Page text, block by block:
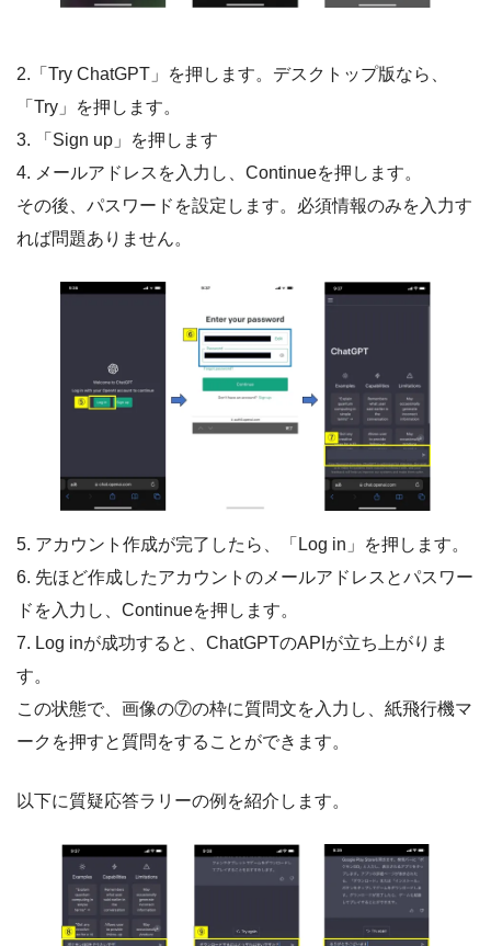
2.「Try ChatGPT」を押します。デスクトップ版なら、
「Try」を押します。
3. 「Sign up」を押します
4. メールアドレスを入力し、Continueを押します。
その後、パスワードを設定します。必須情報のみを入力す
れば問題ありません。
5. アカウント作成が完了したら、「Log in」を押します。
6. 先ほど作成したアカウントのメールアドレスとパスワー
ドを入力し、Continueを押します。
7. Log inが成功すると、ChatGPTのAPIが立ち上がりま
す。
この状態で、画像の⑦の枠に質問文を入力し、紙飛行機マ
ークを押すと質問をすることができます。
以下に質疑応答ラリーの例を紹介します。